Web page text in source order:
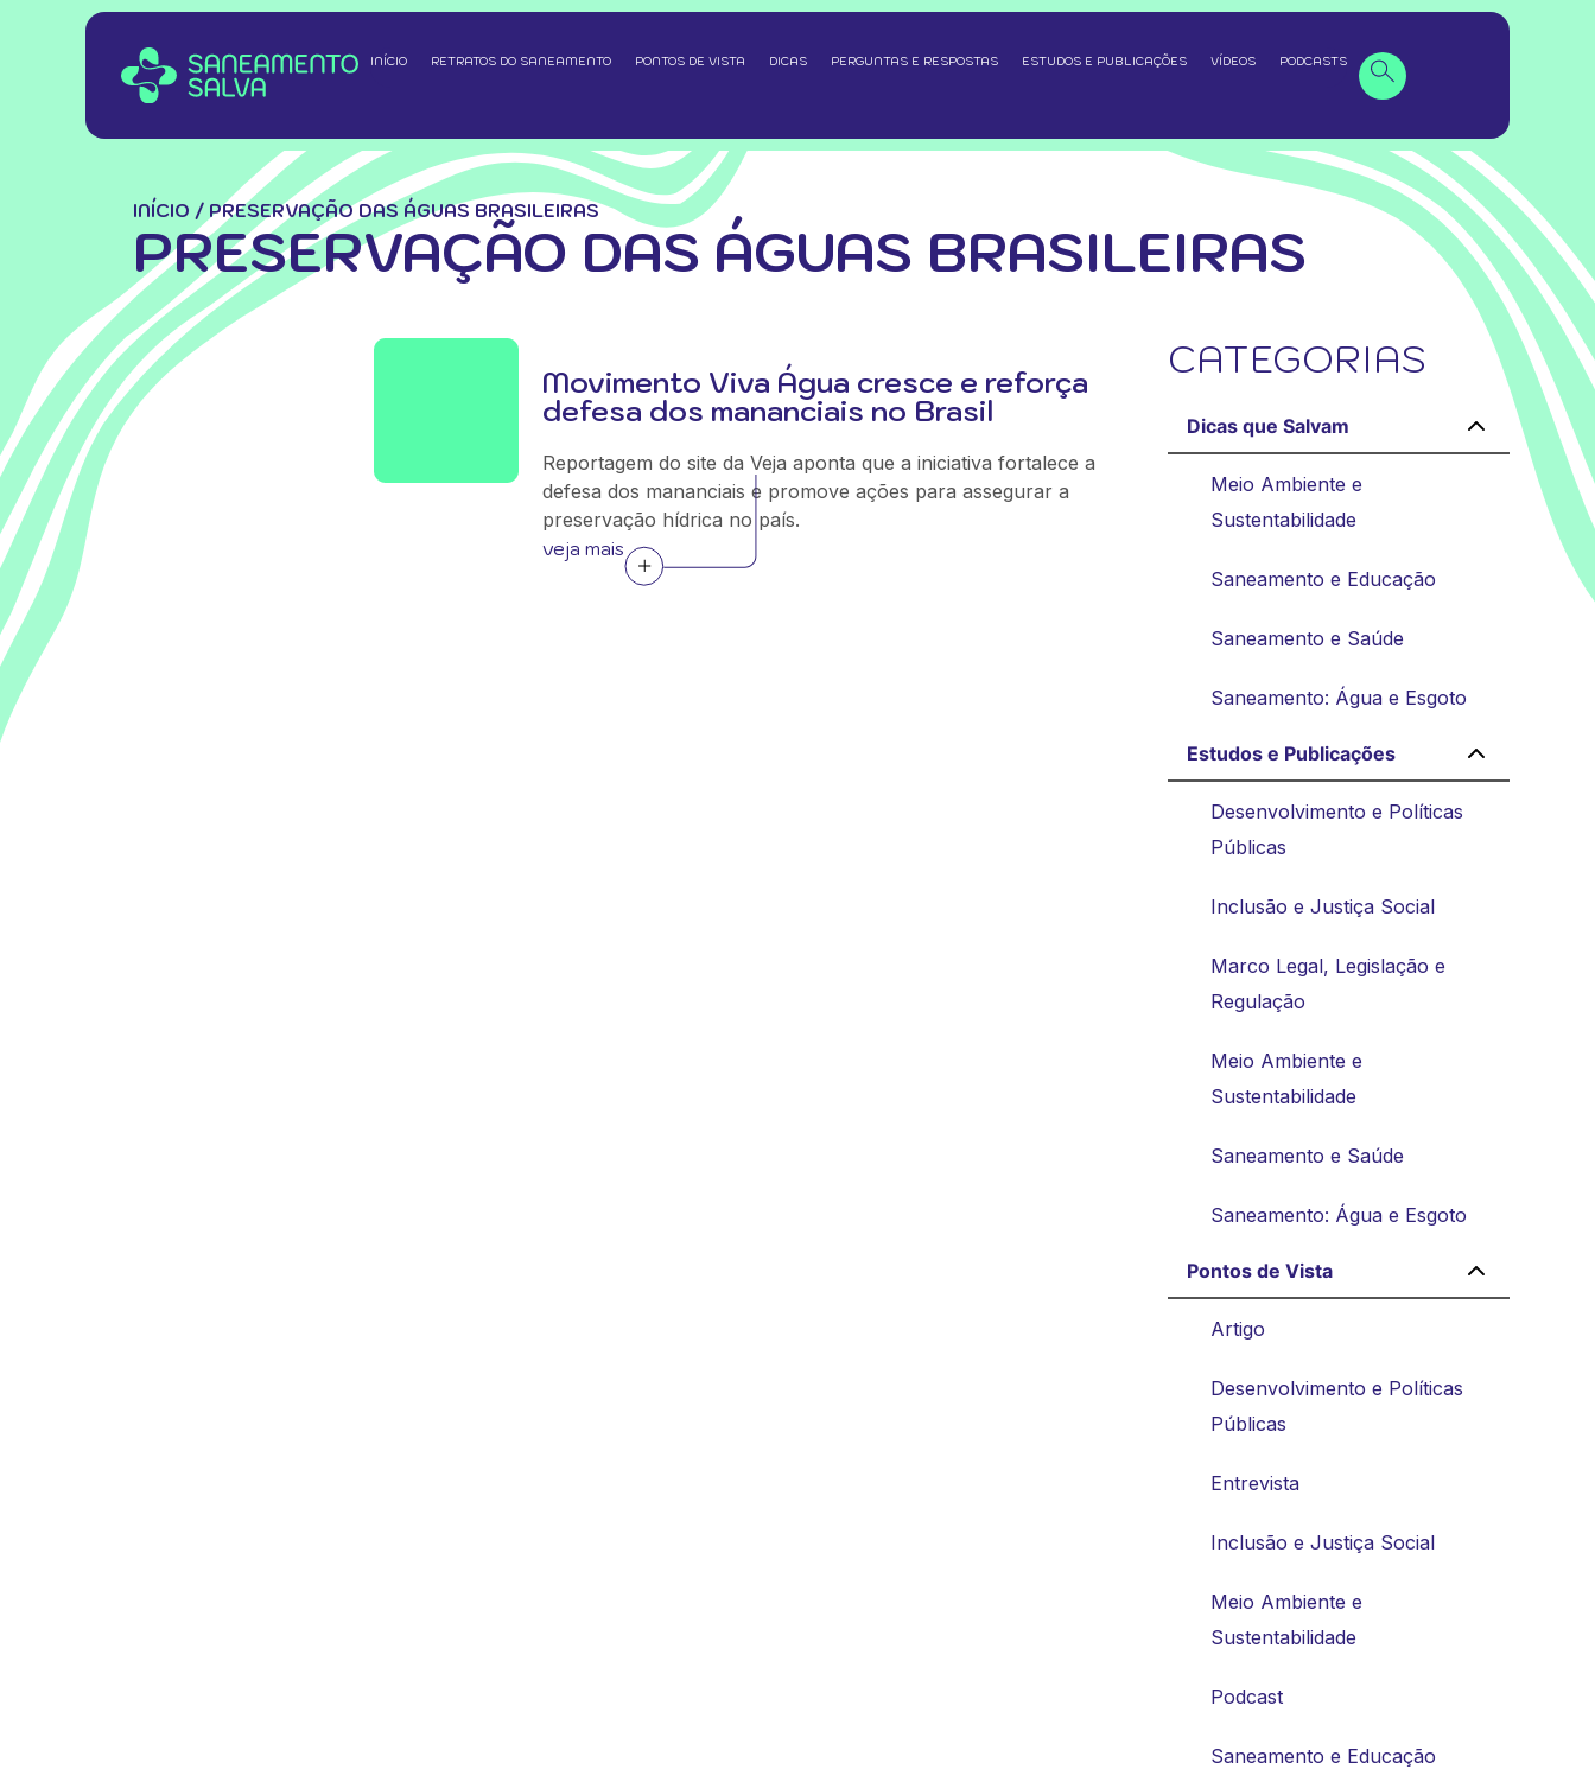
INÍCIO RETRATOS DO SANEAMENTO PONTOS DE VISTA DICAS PERGUNTAS E RESPOSTAS ESTUDOS E PUBLICAÇÕES VÍDEOS PODCASTS
INÍCIO / PRESERVAÇÃO DAS ÁGUAS BRASILEIRAS
PRESERVAÇÃO DAS ÁGUAS BRASILEIRAS
Movimento Viva Água cresce e reforça
defesa dos mananciais no Brasil
Reportagem do site da Veja aponta que a iniciativa fortalece a
defesa dos mananciais e promove ações para assegurar a
preservação hídrica no país.
veja mais
CATEGORIAS
Dicas que Salvam
Meio Ambiente e
Sustentabilidade
Saneamento e Educação
Saneamento e Saúde
Saneamento: Água e Esgoto
Estudos e Publicações
Desenvolvimento e Políticas
Públicas
Inclusão e Justiça Social
Marco Legal, Legislação e
Regulação
Meio Ambiente e
Sustentabilidade
Saneamento e Saúde
Saneamento: Água e Esgoto
Pontos de Vista
Artigo
Desenvolvimento e Políticas
Públicas
Entrevista
Inclusão e Justiça Social
Meio Ambiente e
Sustentabilidade
Podcast
Saneamento e Educação